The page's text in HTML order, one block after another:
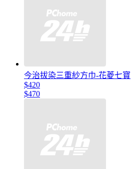
今治拔染三重紗方巾-花菱七寶
$420
$470